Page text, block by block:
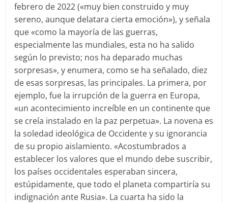
febrero de 2022 («muy bien construido y muy
sereno, aunque delatara cierta emoción»), y señala
que «como la mayoría de las guerras,
especialmente las mundiales, esta no ha salido
según lo previsto; nos ha deparado muchas
sorpresas», y enumera, como se ha señalado, diez
de esas sorpresas, las principales. La primera, por
ejemplo, fue la irrupción de la guerra en Europa,
«un acontecimiento increíble en un continente que
se creía instalado en la paz perpetua». La novena es
la soledad ideológica de Occidente y su ignorancia
de su propio aislamiento. «Acostumbrados a
establecer los valores que el mundo debe suscribir,
los países occidentales esperaban sincera,
estúpidamente, que todo el planeta compartiría su
indignación ante Rusia». La cuarta ha sido la